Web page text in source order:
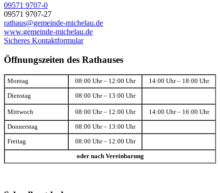
09571 9707-0
09571 9707-27
rathaus@gemeinde-michelau.de
www.gemeinde-michelau.de
Sicheres Kontaktformular
Öffnungszeiten des Rathauses
Montag 08:00 Uhr – 12:00 Uhr 14:00 Uhr – 18:00 Uhr
Dienstag 08:00 Uhr – 13:00 Uhr
Mittwoch 08:00 Uhr – 12:00 Uhr 14:00 Uhr – 16:00 Uhr
Donnerstag 08:00 Uhr – 13:00 Uhr
Freitag 08:00 Uhr – 12:00 Uhr
oder nach Vereinbarung